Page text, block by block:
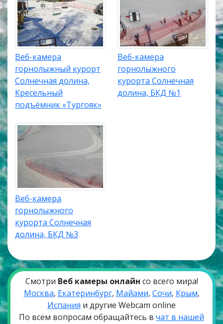
Веб-камера
горнолыжный курорт
Солнечная долина,
Кресельный
подъёмник «Тургояк»
Веб-камера
горнолыжного
курорта Солнечная
долина, БКД №1
Веб-камера
горнолыжного
курорта Солнечная
долина, БКД №3
Смотри Веб камеры онлайн со всего мира!
Москва, Екатеринбург, Майами, Сочи, Крым,
Испания и другие Webcam online
По всем вопросам обращайтесь в чат в нашей